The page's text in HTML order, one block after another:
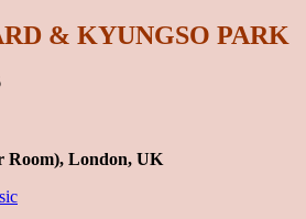
& KYUNGSO PARK
Room), London, UK